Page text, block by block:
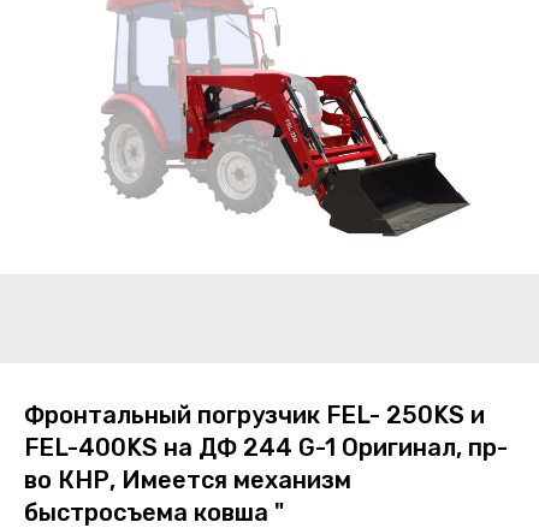
Фронтальный погрузчик FEL- 250KS и
FEL-400KS на ДФ 244 G-1 Оригинал, пр-
во КНР, Имеется механизм
быстросъема ковша "